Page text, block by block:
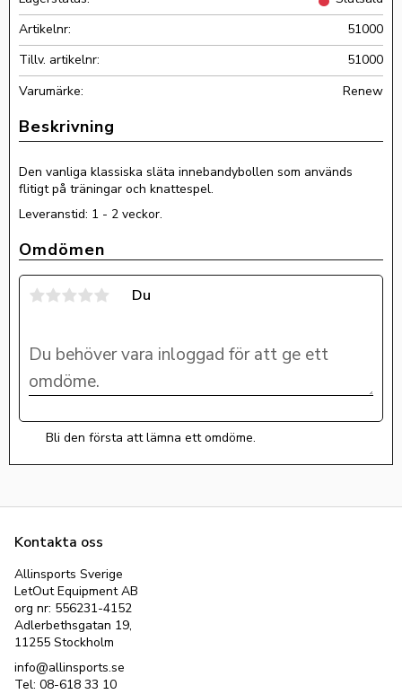
Artikelnr
51000
Tillv. artikelnr
51000
Renew
Den vanliga klassiska släta innebandybollen som används
flitigt på träningar och knattespel.
Leveranstid: 1 - 2 veckor.
Omdömen
Du
Bli den första att lämna ett omdöme.
Kontakta oss
Allinsports Sverige
LetOut Equipment AB
org nr: 556231-4152
Adlerbethsgatan 19,
11255 Stockholm
info@allinsports.se
Tel: 08-618 33 10